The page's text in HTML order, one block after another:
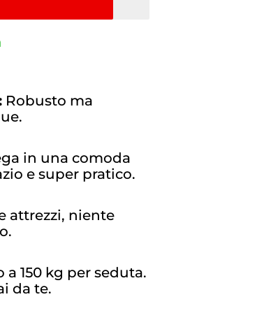
Robusto ma
in una comoda
e super pratico.
attrezzi, niente
150 kg per seduta.
da te.